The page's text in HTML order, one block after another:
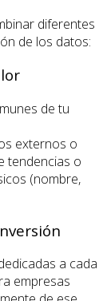
diferentes
de los datos:
de tu
externos o
tendencias o
(nombre,
a cada
empresas